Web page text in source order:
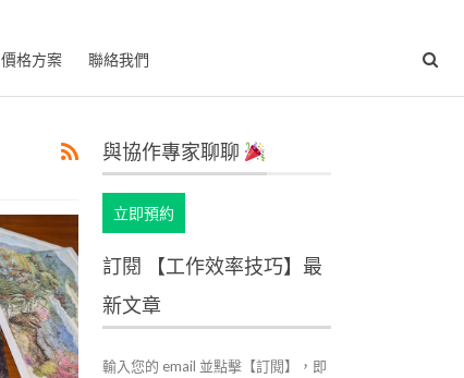
價格方案 聯絡我們
與協作專家聊聊
立即預約
訂閱 【工作效率技巧】最
新文章
輸入您的 email 並點擊【訂閱】，即